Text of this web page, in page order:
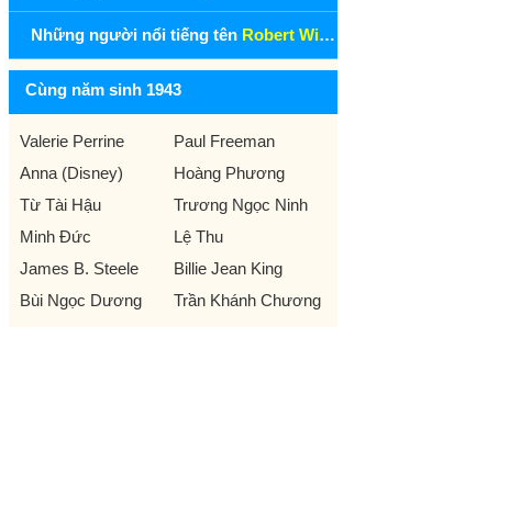
Những người nổi tiếng tên Robert Williams
Cùng năm sinh 1943
Valerie Perrine
Paul Freeman
Anna (Disney)
Hoàng Phương
Từ Tài Hậu
Trương Ngọc Ninh
Minh Đức
Lệ Thu
James B. Steele
Billie Jean King
Bùi Ngọc Dương
Trần Khánh Chương